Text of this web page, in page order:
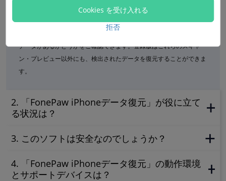
アップファイルをスキャン・プレビューすることができます。
体験版と登録版のスキャン結果は同じで、ご購入する前に復元したい
データがあるかどうかをご確認できます。登録版はこれらのスキャ
ン・プレビュー以外にも、検出されたデータを復元することができま
す。
2. 「FonePaw iPhoneデータ復元」が役に立て
る状況は？
3. このソフトは安全なのでしょうか？
4. 「FonePaw iPhoneデータ復元」の動作環境
とサポートデバイスは？
Cookies を受け入れる
拒否